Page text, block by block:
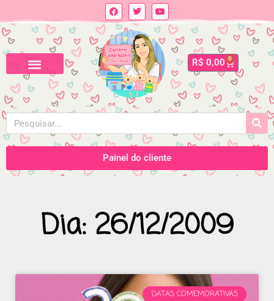
R$ 0,00 0
Painel do cliente
Dia: 26/12/2009
DATAS COMEMORATIVAS